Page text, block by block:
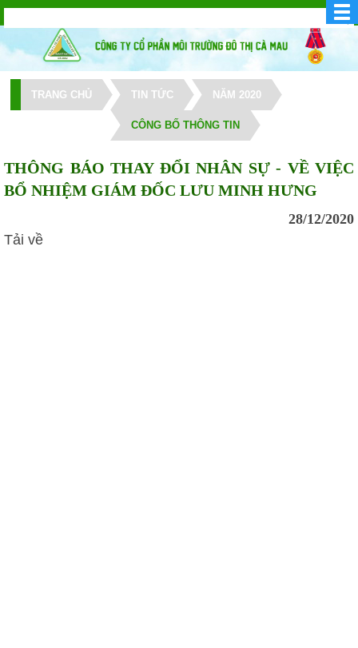
TRANG CHỦ TIN TỨC NĂM 2020
CÔNG BỐ THÔNG TIN
THÔNG BÁO THAY ĐỔI NHÂN SỰ - VỀ VIỆC
BỔ NHIỆM GIÁM ĐỐC LƯU MINH HƯNG
28/12/2020
Tải về